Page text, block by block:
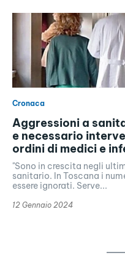
Cronaca
Aggressioni a
e necessario
ordini di medici e
"Sono in crescita negli
sanitario. In Toscana i
essere ignorati. Serve...
12 Gennaio 2024